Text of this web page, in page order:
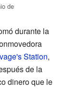
de
durante la
Station,
de la
dinero que le